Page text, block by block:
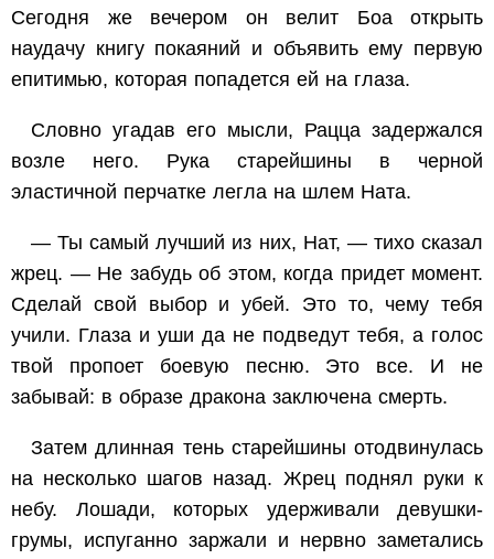
Сегодня же вечером он велит Боа открыть
наудачу книгу покаяний и объявить ему первую
епитимью, которая попадется ей на глаза.
Словно угадав его мысли, Рацца задержался
возле него. Рука старейшины в черной
эластичной перчатке легла на шлем Ната.
— Ты самый лучший из них, Нат, — тихо сказал
жрец. — Не забудь об этом, когда придет момент.
Сделай свой выбор и убей. Это то, чему тебя
учили. Глаза и уши да не подведут тебя, а голос
твой пропоет боевую песню. Это все. И не
забывай: в образе дракона заключена смерть.
Затем длинная тень старейшины отодвинулась
на несколько шагов назад. Жрец поднял руки к
небу. Лошади, которых удерживали девушки-
грумы, испуганно заржали и нервно заметались